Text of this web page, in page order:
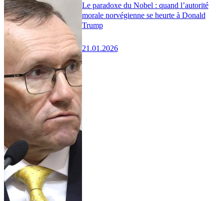
Le paradoxe du Nobel : quand l’autorité
morale norvégienne se heurte à Donald
Trump
21.01.2026